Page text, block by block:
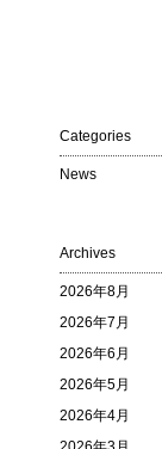
Categories
News
Archives
2026年8月
2026年7月
2026年6月
2026年5月
2026年4月